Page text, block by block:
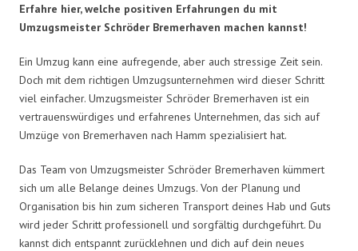
Erfahre hier, welche positiven Erfahrungen du mit
Umzugsmeister Schröder Bremerhaven machen kannst!
Ein Umzug kann eine aufregende, aber auch stressige Zeit sein.
Doch mit dem richtigen Umzugsunternehmen wird dieser Schritt
viel einfacher. Umzugsmeister Schröder Bremerhaven ist ein
vertrauenswürdiges und erfahrenes Unternehmen, das sich auf
Umzüge von Bremerhaven nach Hamm spezialisiert hat.
Das Team von Umzugsmeister Schröder Bremerhaven kümmert
sich um alle Belange deines Umzugs. Von der Planung und
Organisation bis hin zum sicheren Transport deines Hab und Guts
wird jeder Schritt professionell und sorgfältig durchgeführt. Du
kannst dich entspannt zurücklehnen und dich auf dein neues